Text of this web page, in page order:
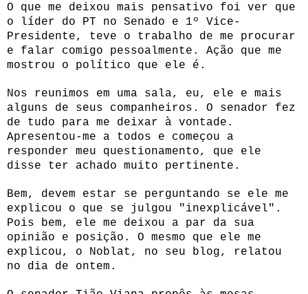
O que me deixou mais pensativo foi ver que
o líder do PT no Senado e 1º Vice-
Presidente, teve o trabalho de me procurar
e falar comigo pessoalmente. Ação que me
mostrou o político que ele é.
Nos reunimos em uma sala, eu, ele e mais
alguns de seus companheiros. O senador fez
de tudo para me deixar à vontade.
Apresentou-me a todos e começou a
responder meu questionamento, que ele
disse ter achado muito pertinente.
Bem, devem estar se perguntando se ele me
explicou o que se julgou "inexplicável".
Pois bem, ele me deixou a par da sua
opinião e posição. O mesmo que ele me
explicou, o Noblat, no seu blog, relatou
no dia de ontem.